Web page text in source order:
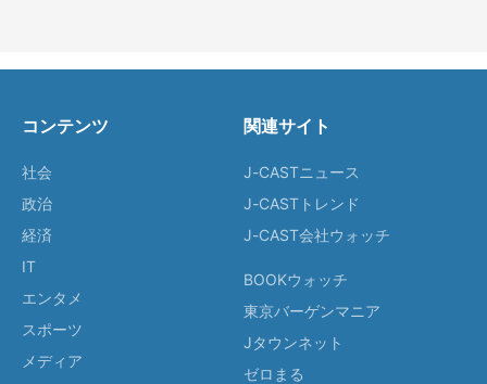
コンテンツ
社会
政治
経済
IT
エンタメ
スポーツ
メディア
関連サイト
J-CASTニュース
J-CASTトレンド
J-CAST会社ウォッチ
BOOKウォッチ
東京バーゲンマニア
Jタウンネット
ゼロまる